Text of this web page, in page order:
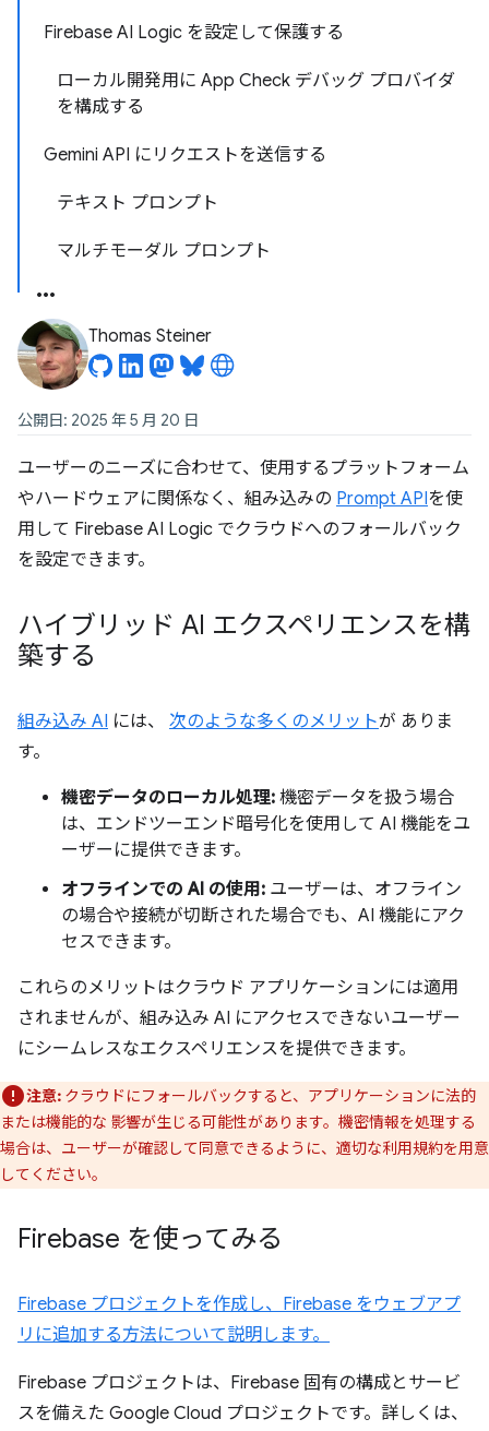
Firebase AI Logic を設定して保護する
ローカル開発用に App Check デバッグ プロバイダ
を構成する
Gemini API にリクエストを送信する
テキスト プロンプト
マルチモーダル プロンプト
Thomas Steiner
公開日: 2025 年 5 月 20 日
ユーザーのニーズに合わせて、使用するプラットフォーム
やハードウェアに関係なく、組み込みの Prompt APIを使
用して Firebase AI Logic でクラウドへのフォールバック
を設定できます。
ハイブリッド AI エクスペリエンスを構
築する
組み込み AI には、 次のような多くのメリットが ありま
す。
機密データのローカル処理: 機密データを扱う場合
は、エンドツーエンド暗号化を使用して AI 機能をユ
ーザーに提供できます。
オフラインでの AI の使用: ユーザーは、オフライン
の場合や接続が切断された場合でも、AI 機能にアク
セスできます。
これらのメリットはクラウド アプリケーションには適用
されませんが、組み込み AI にアクセスできないユーザー
にシームレスなエクスペリエンスを提供できます。
注意: クラウドにフォールバックすると、アプリケーションに法的
または機能的な 影響が生じる可能性があります。機密情報を処理する
場合は、ユーザーが確認して同意できるように、適切な利用規約を用意
してください。
Firebase を使ってみる
Firebase プロジェクトを作成し、Firebase をウェブアプ
リに追加する方法について説明します。
Firebase プロジェクトは、Firebase 固有の構成とサービ
スを備えた Google Cloud プロジェクトです。詳しくは、